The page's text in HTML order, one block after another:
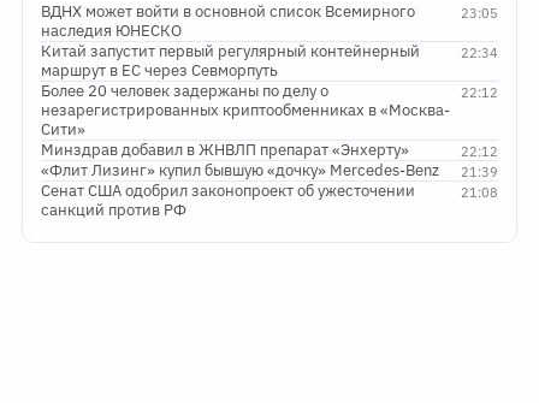
23:05
ВДНХ может войти в основной список Всемирного
наследия ЮНЕСКО
22:34
Китай запустит первый регулярный контейнерный
маршрут в ЕС через Севморпуть
22:12
Более 20 человек задержаны по делу о
незарегистрированных криптообменниках в «Москва-
Сити»
22:12
Минздрав добавил в ЖНВЛП препарат «Энхерту»
21:39
«Флит Лизинг» купил бывшую «дочку» Mercedes-Benz
21:08
Сенат США одобрил законопроект об ужесточении
санкций против РФ